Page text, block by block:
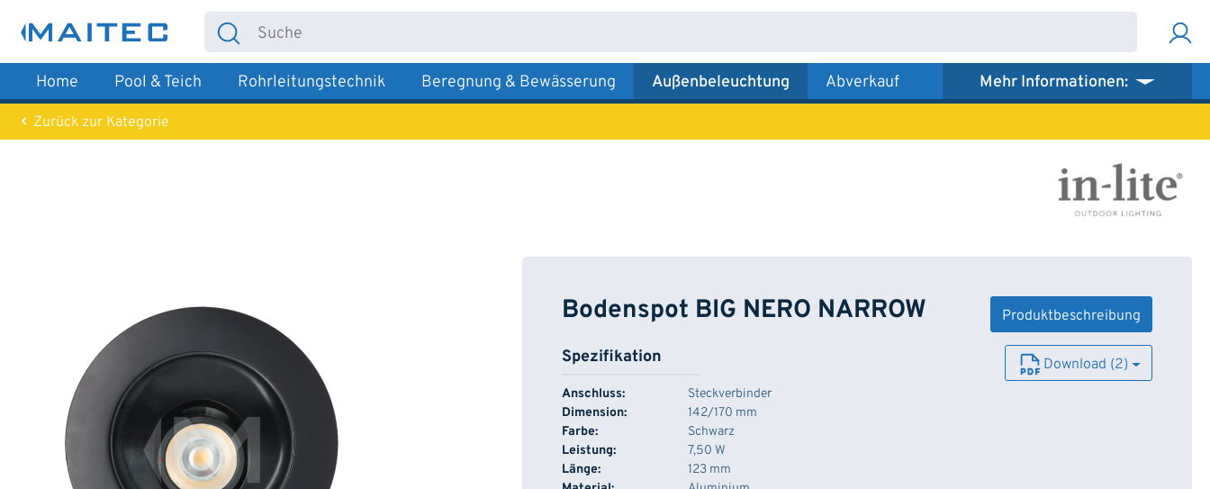
Hauptinhalt springen
Zur Suche springen
Zur Hauptnavigation springen
Home Pool & Teich Rohrleitungstechnik Beregnung & Bewässerung Außenbeleuchtung Abverkauf Mehr Informationen:
Zurück zur Kategorie
Bodenspot BIG NERO NARROW Produktbeschreibung
Spezifikation Download (2)
Anschluss:
Steckverbinder
Dimension:
142/170 mm
Farbe:
Schwarz
Leistung:
7,50 W
Länge:
123 mm